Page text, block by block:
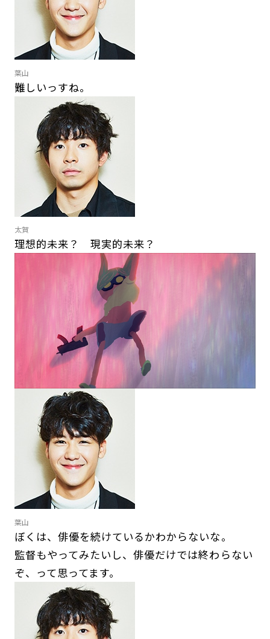
葉山
難しいっすね。
太賀
理想的未来？ 現実的未来？
葉山
ぼくは、俳優を続けているかわからないな。
監督もやってみたいし、俳優だけでは終わらない
ぞ、って思ってます。